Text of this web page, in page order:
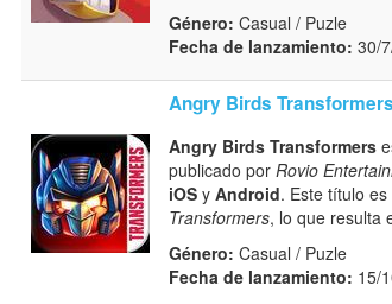
Género: Casual / Puzle
Fecha de lanzamiento: 30/
Angry Birds Transformers
Angry Birds Transformers
publicado por Rovio
iOS y Android. Este título
Transformers, lo que resulta
Género: Casual / Puzle
Fecha de lanzamiento: 15/